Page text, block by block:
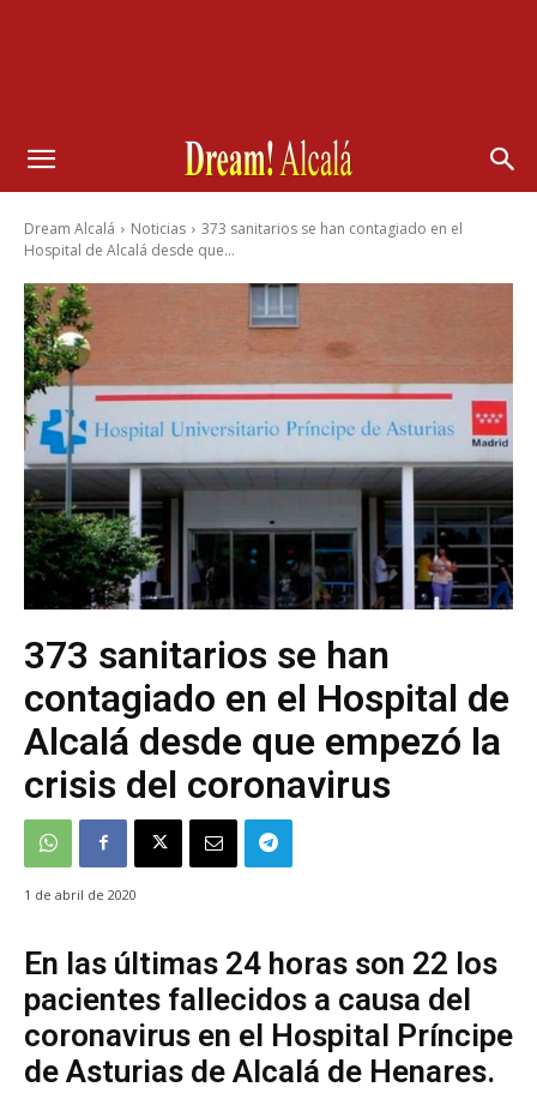
Dream Alcalá Noticias
373 sanitarios se han contagiado en el
Hospital de Alcalá desde que...
373 sanitarios se han
contagiado en el Hospital de
Alcalá desde que empezó la
crisis del coronavirus
1 de abril de 2020
En las últimas 24 horas son 22 los
pacientes fallecidos a causa del
coronavirus en el Hospital Príncipe
de Asturias de Alcalá de Henares.